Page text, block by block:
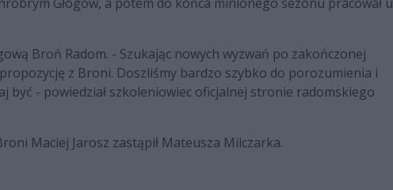
Broń Radom. - Szukając nowych wyzwań po zakończonej
z Broni. Doszliśmy bardzo szybko do porozumienia i
być - powiedział szkoleniowiec oficjalnej stronie radomskiego
Maciej Jarosz zastąpił Mateusza Milczarka.